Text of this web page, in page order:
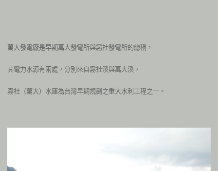
萬大發電廠是早期萬大發電所與霧社發電所的總稱，
其電力水源有兩處，分別來自霧社溪與萬大溪，
霧社（萬大）水庫為台灣早期規劃之重大水利工程之一。